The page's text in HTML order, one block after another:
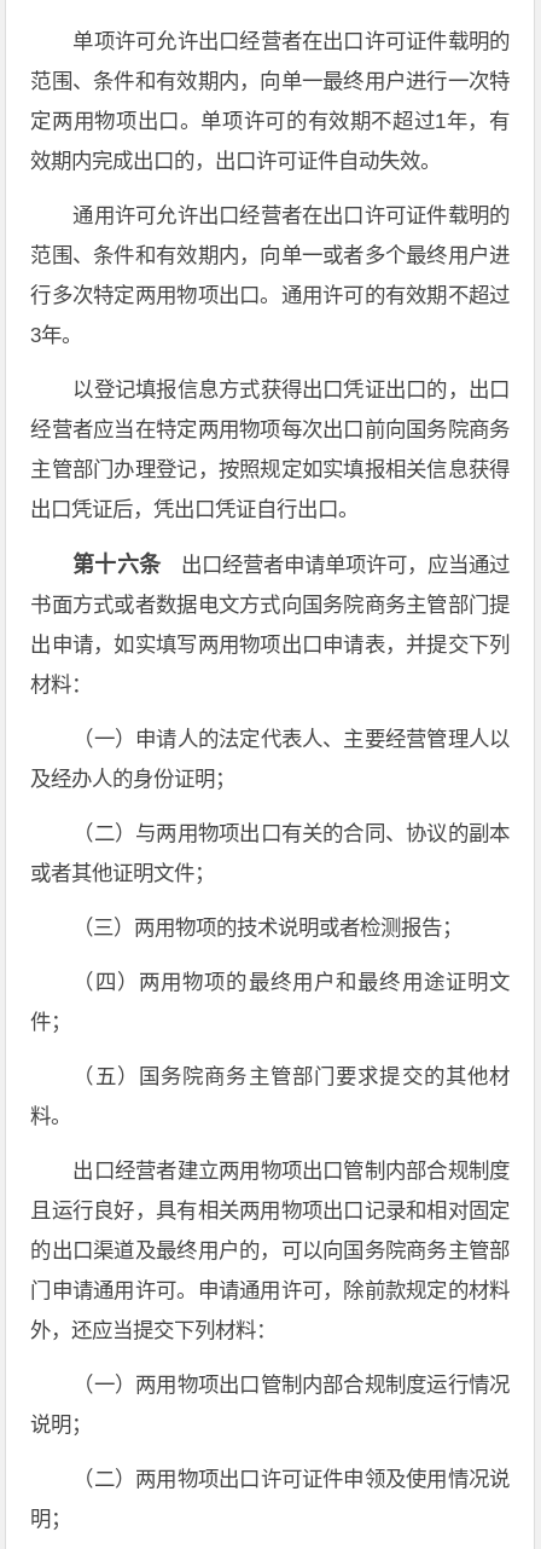
单项许可允许出口经营者在出口许可证件载明的
范围、条件和有效期内，向单一最终用户进行一次特
定两用物项出口。单项许可的有效期不超过1年，有
效期内完成出口的，出口许可证件自动失效。
通用许可允许出口经营者在出口许可证件载明的
范围、条件和有效期内，向单一或者多个最终用户进
行多次特定两用物项出口。通用许可的有效期不超过
3年。
以登记填报信息方式获得出口凭证出口的，出口
经营者应当在特定两用物项每次出口前向国务院商务
主管部门办理登记，按照规定如实填报相关信息获得
出口凭证后，凭出口凭证自行出口。
第十六条出口经营者申请单项许可，应当通过
书面方式或者数据电文方式向国务院商务主管部门提
出申请，如实填写两用物项出口申请表，并提交下列
材料：
（一）申请人的法定代表人、主要经营管理人以
及经办人的身份证明；
（二）与两用物项出口有关的合同、协议的副本
或者其他证明文件；
（三）两用物项的技术说明或者检测报告；
（四）两用物项的最终用户和最终用途证明文
件；
（五）国务院商务主管部门要求提交的其他材
料。
出口经营者建立两用物项出口管制内部合规制度
且运行良好，具有相关两用物项出口记录和相对固定
的出口渠道及最终用户的，可以向国务院商务主管部
门申请通用许可。申请通用许可，除前款规定的材料
外，还应当提交下列材料：
（一）两用物项出口管制内部合规制度运行情况
说明；
（二）两用物项出口许可证件申领及使用情况说
明；